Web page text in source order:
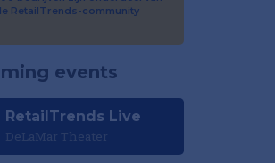
RetailTrends-community
events
RetailTrends Live
DeLaMar Theater